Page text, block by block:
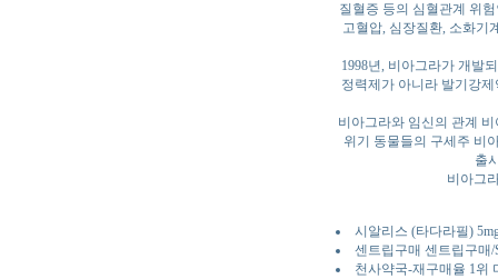
질혈증 등의 심혈관계 위
고혈압, 심장질환, 소화기
1998년, 비아그라가 개발
정력제가 아니라 발기강
비아그라와 임신의 관계
위기 동물들의 구세주 비
출
비아그
시알리스 (타다라필)
센트립구매 센트립구매
천사약국-재구매율 1위